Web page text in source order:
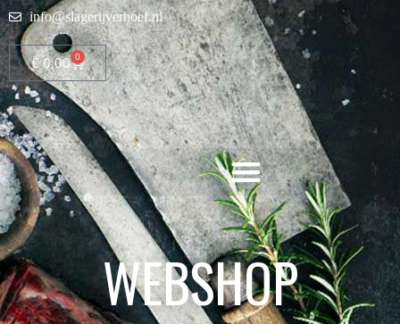
info@slagerijverhoef.nl
€0,00 0
WEBSHOP